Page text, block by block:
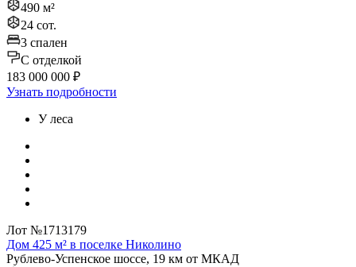
490 м²
24 сот.
3 спален
C отделкой
183 000 000 ₽
Узнать подробности
У леса
Лот №1713179
Дом 425 м² в поселке Николино
Рублево-Успенское шоссе, 19 км от МКАД